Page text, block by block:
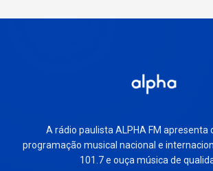
A rádio paulista ALPHA FM apresenta
programação musical nacional e
101.7 e ouça música de